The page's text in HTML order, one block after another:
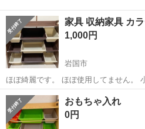
家具 収納家具 カ
1,000円
岩国市
ほぼ綺麗です。 ほぼ使用してません。
写真で確認してください。 現金交換に
方限定に なります。 よろしくお願いし
山口 岩国市 収納家具
おもちゃ入れ
0円